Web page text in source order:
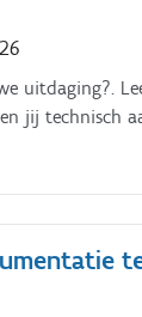
uitdaging?.
jij technisch